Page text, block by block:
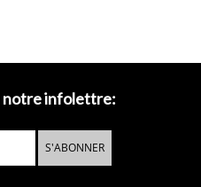
notre infolettre:
S'ABONNER